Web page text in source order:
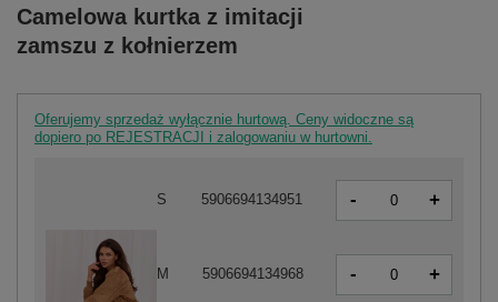
Camelowa kurtka z imitacji
zamszu z kołnierzem
Oferujemy sprzedaż wyłącznie hurtową. Ceny widoczne są
dopiero po REJESTRACJI i zalogowaniu w hurtowni.
S 5906694134951 - +
M 5906694134968 - +